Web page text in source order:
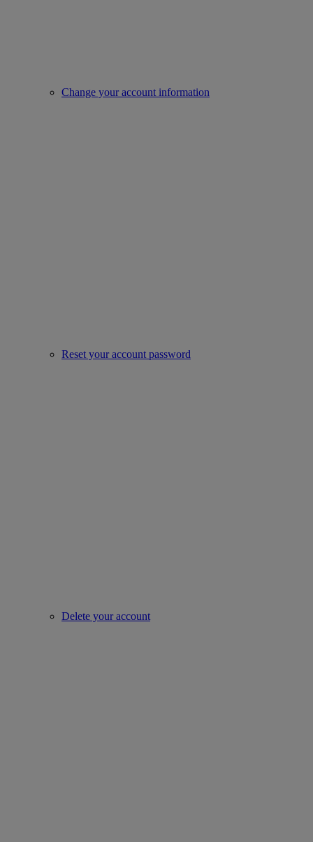
Change your account information
Reset your account password
Delete your account